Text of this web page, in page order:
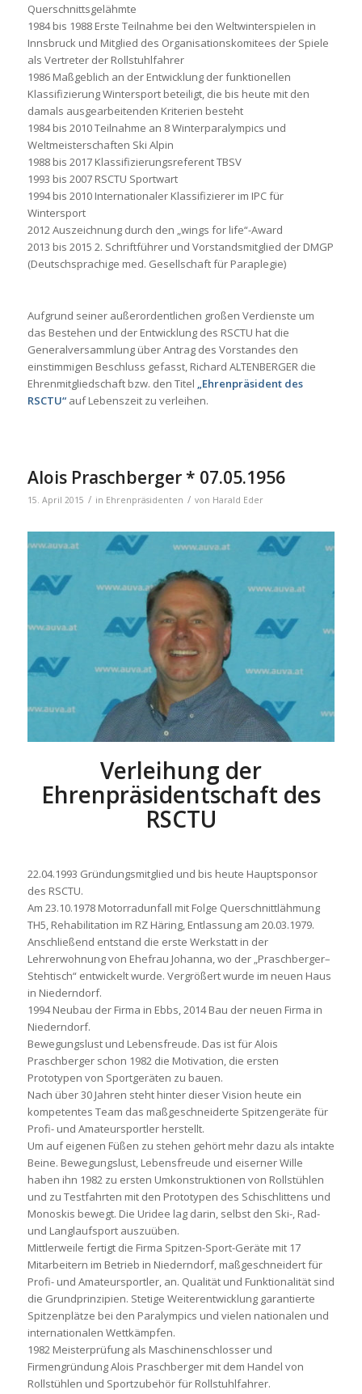
Querschnittsgelähmte
1984 bis 1988 Erste Teilnahme bei den Weltwinterspielen in
Innsbruck und Mitglied des Organisationskomitees der Spiele
als Vertreter der Rollstuhlfahrer
1986 Maßgeblich an der Entwicklung der funktionellen
Klassifizierung Wintersport beteiligt, die bis heute mit den
damals ausgearbeitenden Kriterien besteht
1984 bis 2010 Teilnahme an 8 Winterparalympics und
Weltmeisterschaften Ski Alpin
1988 bis 2017 Klassifizierungsreferent TBSV
1993 bis 2007 RSCTU Sportwart
1994 bis 2010 Internationaler Klassifizierer im IPC für
Wintersport
2012 Auszeichnung durch den „wings for life“-Award
2013 bis 2015 2. Schriftführer und Vorstandsmitglied der DMGP
(Deutschsprachige med. Gesellschaft für Paraplegie)
Aufgrund seiner außerordentlichen großen Verdienste um
das Bestehen und der Entwicklung des RSCTU hat die
Generalversammlung über Antrag des Vorstandes den
einstimmigen Beschluss gefasst, Richard ALTENBERGER die
Ehrenmitgliedschaft bzw. den Titel „Ehrenpräsident des
RSCTU“ auf Lebenszeit zu verleihen.
Alois Praschberger * 07.05.1956
15. April 2015 / in Ehrenpräsidenten / von Harald Eder
Verleihung der
Ehrenpräsidentschaft des
RSCTU
22.04.1993 Gründungsmitglied und bis heute Hauptsponsor
des RSCTU.
Am 23.10.1978 Motorradunfall mit Folge Querschnittlähmung
TH5, Rehabilitation im RZ Häring, Entlassung am 20.03.1979.
Anschließend entstand die erste Werkstatt in der
Lehrerwohnung von Ehefrau Johanna, wo der „Praschberger–
Stehtisch“ entwickelt wurde. Vergrößert wurde im neuen Haus
in Niederndorf.
1994 Neubau der Firma in Ebbs, 2014 Bau der neuen Firma in
Niederndorf.
Bewegungslust und Lebensfreude. Das ist für Alois
Praschberger schon 1982 die Motivation, die ersten
Prototypen von Sportgeräten zu bauen.
Nach über 30 Jahren steht hinter dieser Vision heute ein
kompetentes Team das maßgeschneiderte Spitzengeräte für
Profi- und Amateursportler herstellt.
Um auf eigenen Füßen zu stehen gehört mehr dazu als intakte
Beine. Bewegungslust, Lebensfreude und eiserner Wille
haben ihn 1982 zu ersten Umkonstruktionen von Rollstühlen
und zu Testfahrten mit den Prototypen des Schischlittens und
Monoskis bewegt. Die Uridee lag darin, selbst den Ski-, Rad-
und Langlaufsport auszuüben.
Mittlerweile fertigt die Firma Spitzen-Sport-Geräte mit 17
Mitarbeitern im Betrieb in Niederndorf, maßgeschneidert für
Profi- und Amateursportler, an. Qualität und Funktionalität sind
die Grundprinzipien. Stetige Weiterentwicklung garantierte
Spitzenplätze bei den Paralympics und vielen nationalen und
internationalen Wettkämpfen.
1982 Meisterprüfung als Maschinenschlosser und
Firmengründung Alois Praschberger mit dem Handel von
Rollstühlen und Sportzubehör für Rollstuhlfahrer.